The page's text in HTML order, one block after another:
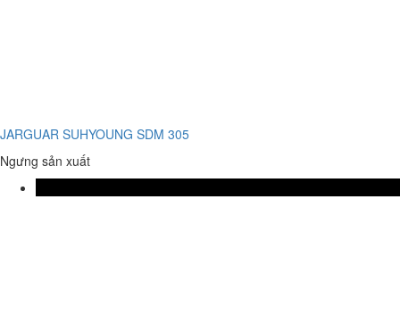
JARGUAR SUHYOUNG SDM 305
Ngưng sản xuất